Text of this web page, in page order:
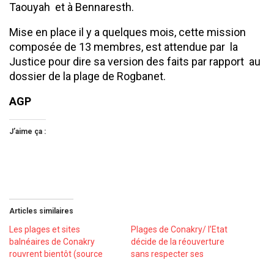
Taouyah et à Bennaresth.
Mise en place il y a quelques mois, cette mission
composée de 13 membres, est attendue par la
Justice pour dire sa version des faits par rapport au
dossier de la plage de Rogbanet.
AGP
J’aime ça :
Articles similaires
Les plages et sites
balnéaires de Conakry
rouvrent bientôt (source
Plages de Conakry/ l’Etat
décide de la réouverture
sans respecter ses